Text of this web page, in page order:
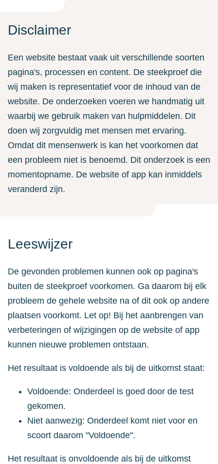
Disclaimer
Een website bestaat vaak uit verschillende soorten
pagina's, processen en content. De steekproef die
wij maken is representatief voor de inhoud van de
website. De onderzoeken voeren we handmatig uit
waarbij we gebruik maken van hulpmiddelen. Dit
doen wij zorgvuldig met mensen met ervaring.
Omdat dit mensenwerk is kan het voorkomen dat
een probleem niet is benoemd. Dit onderzoek is een
momentopname. De website of app kan inmiddels
veranderd zijn.
Leeswijzer
De gevonden problemen kunnen ook op pagina's
buiten de steekproef voorkomen. Ga daarom bij elk
probleem de gehele website na of dit ook op andere
plaatsen voorkomt. Let op! Bij het aanbrengen van
verbeteringen of wijzigingen op de website of app
kunnen nieuwe problemen ontstaan.
Het resultaat is voldoende als bij de uitkomst staat:
Voldoende: Onderdeel is goed door de test
gekomen.
Niet aanwezig: Onderdeel komt niet voor en
scoort daarom "Voldoende".
Het resultaat is onvoldoende als bij de uitkomst